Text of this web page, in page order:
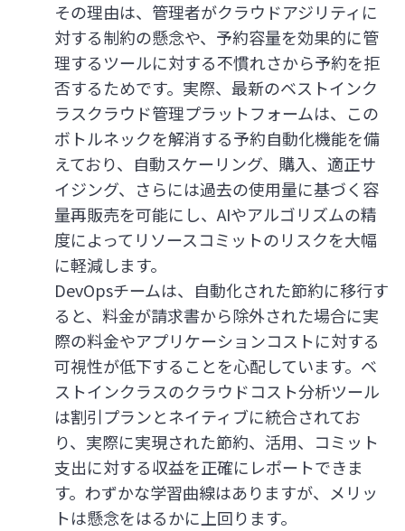
その理由は、管理者がクラウドアジリティに
対する制約の懸念や、予約容量を効果的に管
理するツールに対する不慣れさから予約を拒
否するためです。実際、最新のベストインク
ラスクラウド管理プラットフォームは、この
ボトルネックを解消する予約自動化機能を備
えており、自動スケーリング、購入、適正サ
イジング、さらには過去の使用量に基づく容
量再販売を可能にし、AIやアルゴリズムの精
度によってリソースコミットのリスクを大幅
に軽減します。
DevOpsチームは、自動化された節約に移行す
ると、料金が請求書から除外された場合に実
際の料金やアプリケーションコストに対する
可視性が低下することを心配しています。ベ
ストインクラスのクラウドコスト分析ツール
は割引プランとネイティブに統合されてお
り、実際に実現された節約、活用、コミット
支出に対する収益を正確にレポートできま
す。わずかな学習曲線はありますが、メリッ
トは懸念をはるかに上回ります。